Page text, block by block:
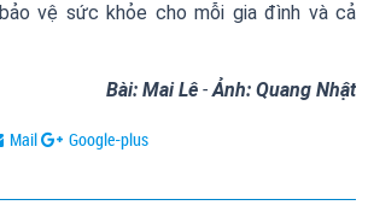
bảo vệ sức khỏe cho mỗi gia đình và cả
Bài: Mai Lê -Ảnh: Quang Nhật
Mail Google-plus